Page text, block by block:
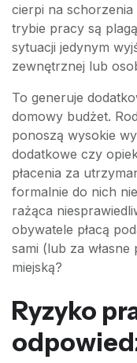
cierpi na
trybie pracy są
sytuacji jedynym
zewnętrznej lub
To generuje
domowy budżet.
ponoszą wysokie
dodatkowe czy
płacenia za
formalnie do nich
rażąca
obywatele płacą
sami (lub za
miejską?
Ryzyko